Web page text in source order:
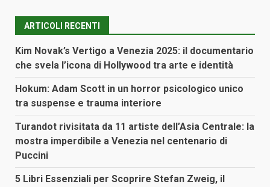
ARTICOLI RECENTI
Kim Novak’s Vertigo a Venezia 2025: il documentario
che svela l’icona di Hollywood tra arte e identità
Hokum: Adam Scott in un horror psicologico unico
tra suspense e trauma interiore
Turandot rivisitata da 11 artiste dell’Asia Centrale: la
mostra imperdibile a Venezia nel centenario di
Puccini
5 Libri Essenziali per Scoprire Stefan Zweig, il